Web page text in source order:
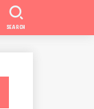
SEARCH